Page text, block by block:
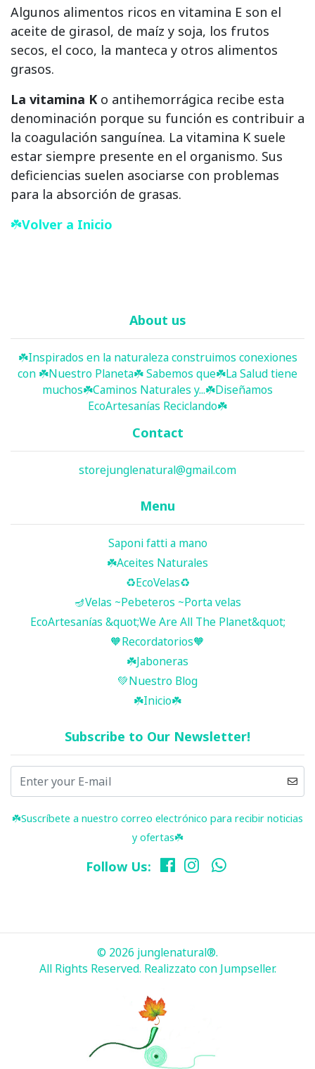
Algunos alimentos ricos en vitamina E son el
aceite de girasol, de maíz y soja, los frutos
secos, el coco, la manteca y otros alimentos
grasos.
La vitamina Ko antihemorrágica recibe esta
denominación porque su función es contribuir a
la coagulación sanguínea. La vitamina K suele
estar siempre presente en el organismo. Sus
deficiencias suelen asociarse con problemas
para la absorción de grasas.
☘️Volver a Inicio
About us
☘️ Inspirados en la naturaleza construimos conexiones
con ☘️ Nuestro Planeta☘️ Sabemos que☘️La Salud tiene
muchos☘️Caminos Naturales y...☘️Diseñamos
EcoArtesanías Reciclando☘️
Contact
storejunglenatural@gmail.com
Menu
Saponi fatti a mano
☘️ Aceites Naturales
♻️EcoVelas♻️
🪔Velas ~Pebeteros ~Porta velas
EcoArtesanías &quot;We Are All The Planet&quot;
🧡Recordatorios🧡
☘️Jaboneras
💚Nuestro Blog
☘️ Inicio ☘️
Subscribe to Our Newsletter!
☘️ Suscríbete a nuestro correo electrónico para recibir noticias
y ofertas☘️
Follow Us:
© 2026 junglenatural®.
All Rights Reserved. Realizzato con Jumpseller.